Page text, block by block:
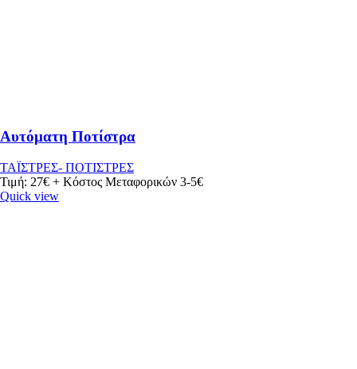
Αυτόματη Ποτίστρα
ΤΑΪΣΤΡΕΣ- ΠΟΤΙΣΤΡΕΣ
Τιμή: 27€ + Κόστος Μεταφορικών 3-5€
Quick view